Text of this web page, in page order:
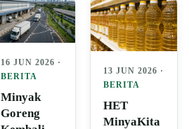
16 JUN 2026 ·
BERITA
Minyak
Goreng
13 JUN 2026 ·
BERITA
HET
MinyaKita